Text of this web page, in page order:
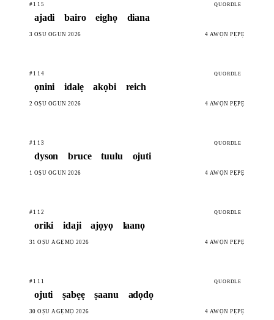
#115 QUORDLE
ajadi bairo eighọ diana
3 OṢÙ ÒGÚN 2026 4 AWỌN PẸPẸ
#114 QUORDLE
ọnini idalẹ akọbi reich
2 OṢÙ ÒGÚN 2026 4 AWỌN PẸPẸ
#113 QUORDLE
dyson bruce tuulu ojuti
1 OṢÙ ÒGÚN 2026 4 AWỌN PẸPẸ
#112 QUORDLE
oriki idaji ajọyọ laanọ
31 OṢÙ AGẸMỌ 2026 4 AWỌN PẸPẸ
#111 QUORDLE
ojuti ṣabẹẹ ṣaanu adọdọ
30 OṢÙ AGẸMỌ 2026 4 AWỌN PẸPẸ